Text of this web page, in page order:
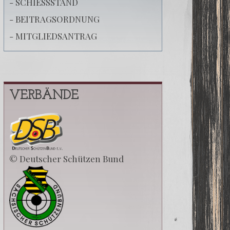
- BEITRAGSORDNUNG
- MITGLIEDSANTRAG
VERBÄNDE
© Deutscher Schützen Bund